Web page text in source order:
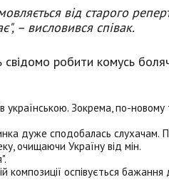
від старого
– висловився співак.
свідомо робити комусь
українською. Зокрема, по-новому
дуже сподобалась слухачам.
очищаючи Україну від мін.
композиції оспівується бажання